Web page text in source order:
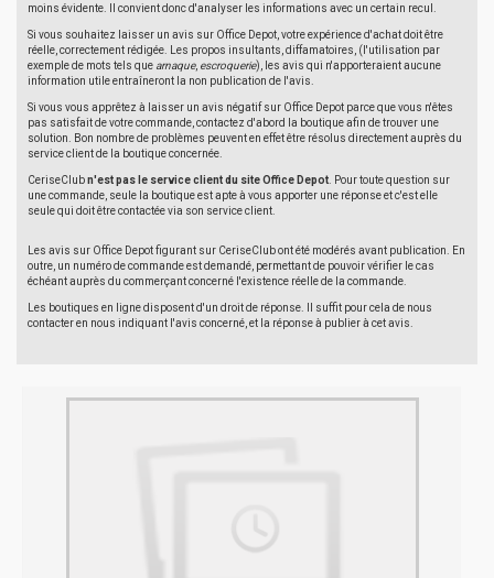
moins évidente. Il convient donc d'analyser les informations avec un certain recul.
Si vous souhaitez laisser un avis sur Office Depot, votre expérience d'achat doit être
réelle, correctement rédigée. Les propos insultants, diffamatoires, (l'utilisation par
exemple de mots tels que arnaque, escroquerie), les avis qui n'apporteraient aucune
information utile entraîneront la non publication de l'avis.
Si vous vous apprêtez à laisser un avis négatif sur Office Depot parce que vous n'êtes
pas satisfait de votre commande, contactez d'abord la boutique afin de trouver une
solution. Bon nombre de problèmes peuvent en effet être résolus directement auprès du
service client de la boutique concernée.
CeriseClubn'est pas le service client du site Office Depot . Pour toute question sur
une commande, seule la boutique est apte à vous apporter une réponse et c'est elle
seule qui doit être contactée via son service client.
Les avis sur Office Depot figurant sur CeriseClub ont été modérés avant publication. En
outre, un numéro de commande est demandé, permettant de pouvoir vérifier le cas
échéant auprès du commerçant concerné l'existence réelle de la commande.
Les boutiques en ligne disposent d'un droit de réponse. Il suffit pour cela de nous
contacter en nous indiquant l'avis concerné, et la réponse à publier à cet avis.